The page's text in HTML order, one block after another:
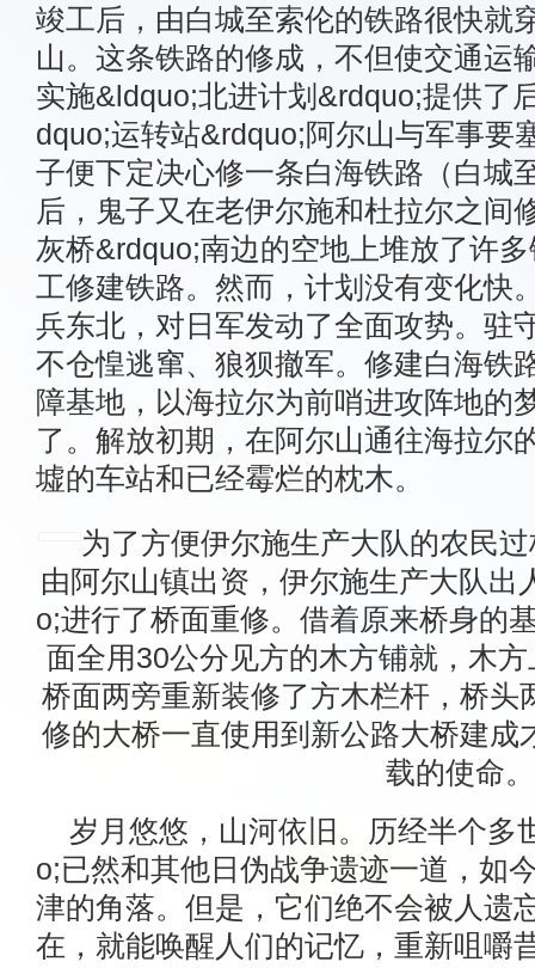
竣工后，由白城至索伦的铁路很快就
山。这条铁路的修成，不但使交通运
实施&ldquo;北进计划&rdquo;提供了
dquo;运转站&rdquo;阿尔山与军事要
子便下定决心修一条白海铁路（白城
后，鬼子又在老伊尔施和杜拉尔之间
灰桥&rdquo;南边的空地上堆放了许
工修建铁路。然而，计划没有变化快
兵东北，对日军发动了全面攻势。驻
不仓惶逃窜、狼狈撤军。修建白海铁
障基地，以海拉尔为前哨进攻阵地的
了。解放初期，在阿尔山通往海拉尔
墟的车站和已经霉烂的枕木。
为了方便伊尔施生产大队的农民
由阿尔山镇出资，伊尔施生产大队出
o;进行了桥面重修。借着原来桥身的
面全用30公分见方的木方铺就，木
桥面两旁重新装修了方木栏杆，桥头
修的大桥一直使用到新公路大桥建成
载的使命。
岁月悠悠，山河依旧。历经半个多
o;已然和其他日伪战争遗迹一道，如
津的角落。但是，它们绝不会被人遗
在，就能唤醒人们的记忆，重新咀嚼